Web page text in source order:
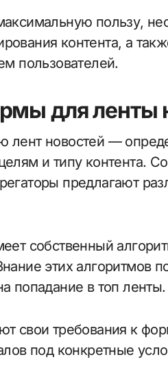
пользу,
контента, а
пользователей.
для ленты
новостей —
и типу контента.
предлагают
собственный
этих алгоритмов
попадание в топ ленты.
свои требования к
под конкретные